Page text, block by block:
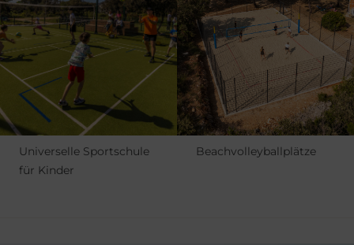
Universelle Sportschule
für Kinder
Beachvolleyballplätze